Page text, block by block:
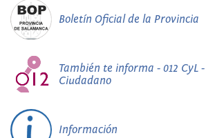
Boletín Oficial de la Provincia
También te informa - 012 CyL
Ciudadano
Información